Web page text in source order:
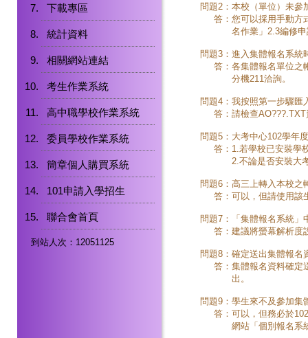
下載專區
統計資料
相關網站連結
考生作業系統
高中職學校作業系統
委員學校作業系統
簡章個人購買系統
101申請入學招生
聯合會首頁
到站人次：12051125
問題2： 本校（單位）未參
答： 您可以採用手動方
名作業」2.3編修
問題3： 進入集體報名系統
答： 各集體報名單位之
分機211洽詢。
問題4： 我按照第一步驟匯
答： 請檢查
問題5： 大考中心102學年
答： 1.若學校已安裝學
2.不論是否安裝大
問題6： 高三上轉入本校之
答： 可以，但請使用該
問題7：
「集體報名系統
答： 建議將螢幕解析度
問題8： 確定送出集體報名
答： 集體報名資料確定
出。
問題9： 學生來不及參加集
答： 可以，但務必於
網站「個別報名系